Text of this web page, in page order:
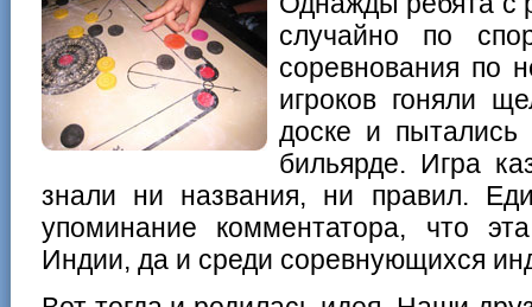
случайно по
соревнования по
игроков гоняли
доске и
бильярде. Игра
знали ни названия, ни правил.
упоминание комментатора, что
Индии, да и среди соревнующихся